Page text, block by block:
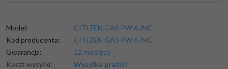
Model:
CITIZEN GAS PW 6 /MC
Kod producenta:
CITIZEN GAS PW 6 /MC
Gwarancja:
12 miesięcy
Koszt wysyłki:
Wysyłka gratis!